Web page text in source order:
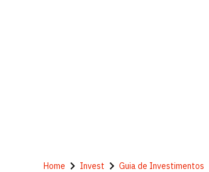
Home Invest Guia de Investimentos